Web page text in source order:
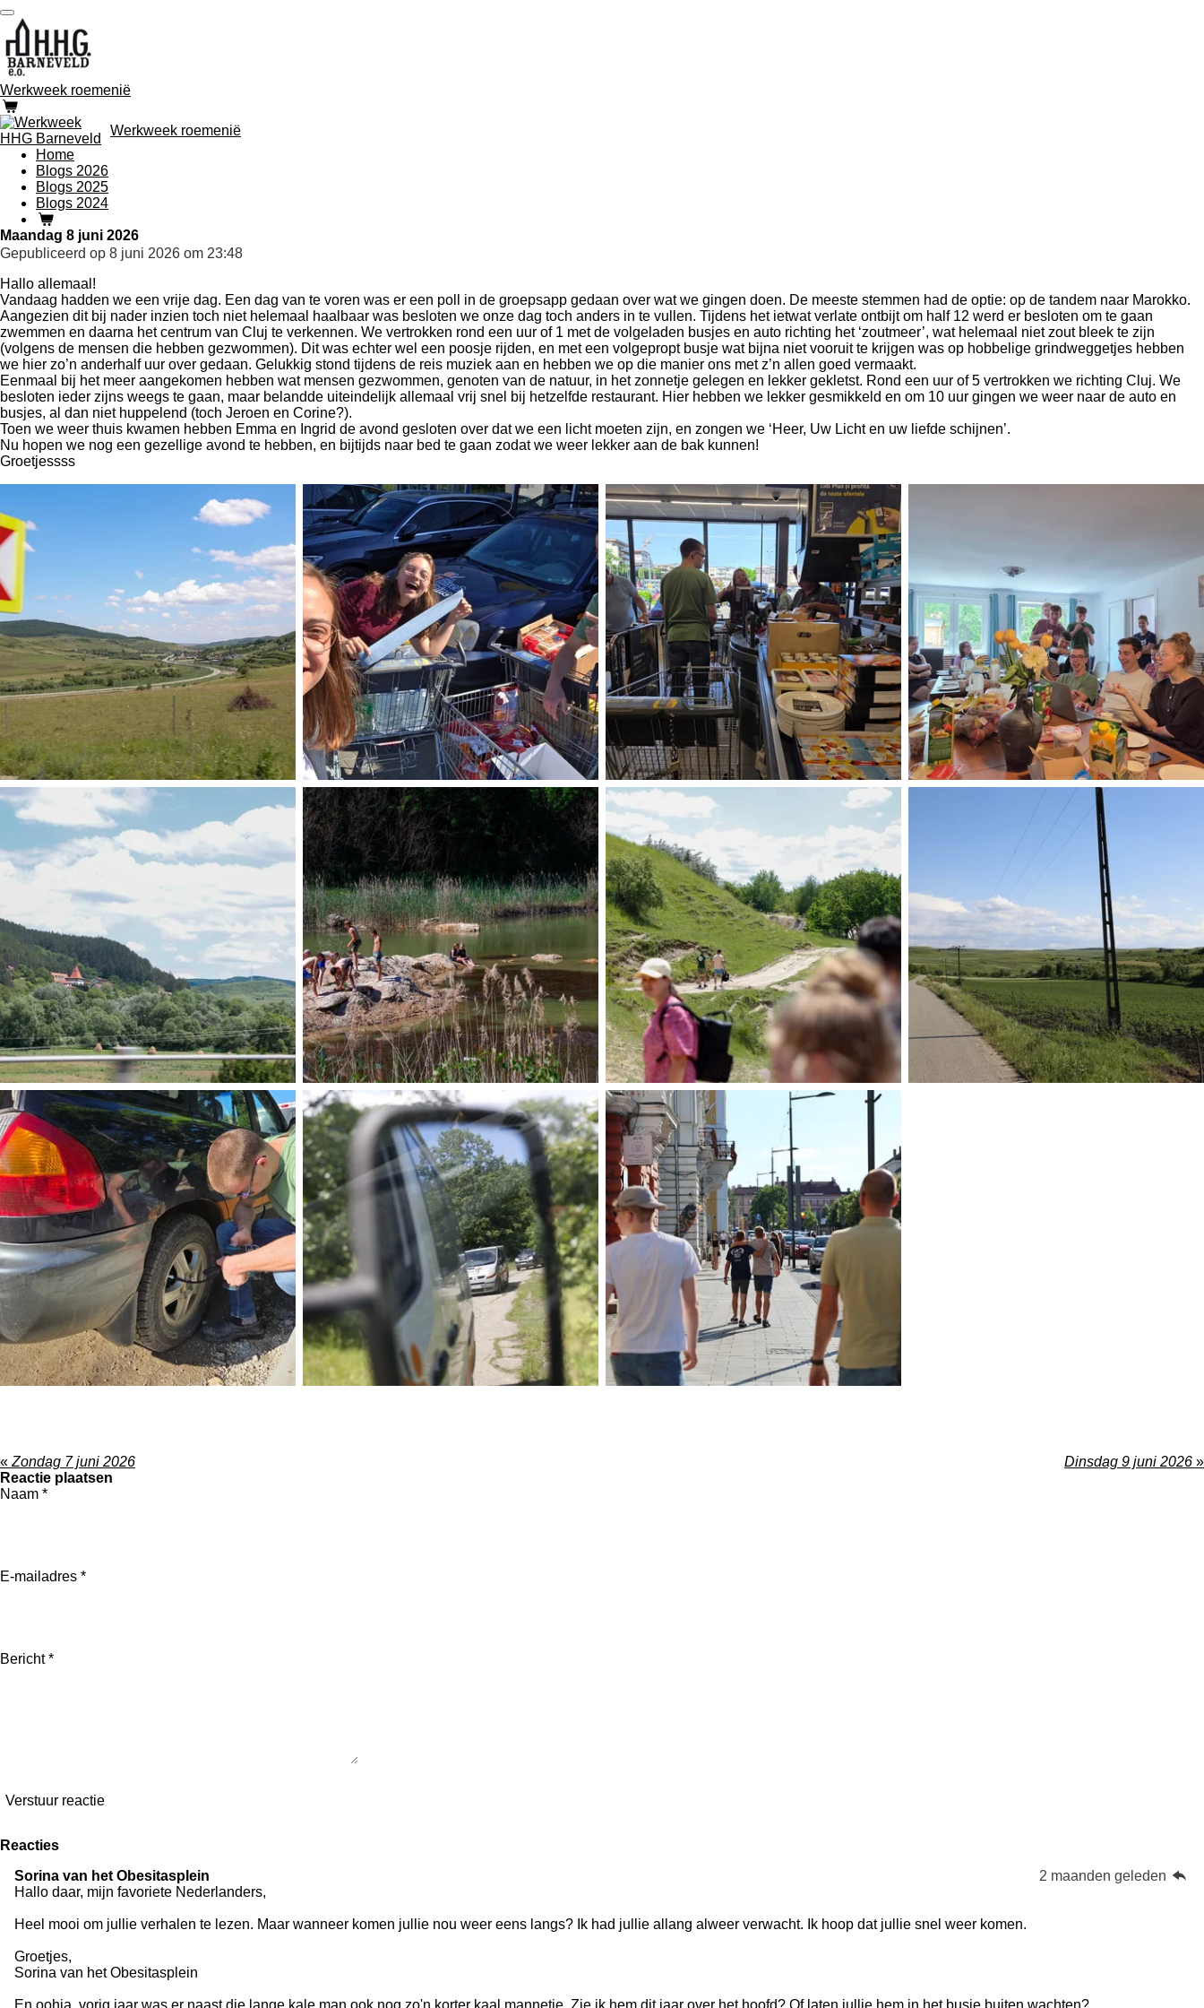
Ga
direct
naar
de
hoofdinhoud
Werkweek roemenië
Werkweek roemenië
Home
Blogs 2026
Blogs 2025
Blogs 2024
Maandag 8 juni 2026
Gepubliceerd op 8 juni 2026 om 23:48
Hallo allemaal!
Vandaag hadden we een vrije dag. Een dag van te voren was er een poll in de groepsapp gedaan over wat we gingen doen. De meeste stemmen had de optie: op de tandem naar Marokko.
Aangezien dit bij nader inzien toch niet helemaal haalbaar was besloten we onze dag toch anders in te vullen. Tijdens het ietwat verlate ontbijt om half 12 werd er besloten om te gaan
zwemmen en daarna het centrum van Cluj te verkennen. We vertrokken rond een uur of 1 met de volgeladen busjes en auto richting het ‘zoutmeer’, wat helemaal niet zout bleek te zijn
(volgens de mensen die hebben gezwommen). Dit was echter wel een poosje rijden, en met een volgepropt busje wat bijna niet vooruit te krijgen was op hobbelige grindweggetjes hebben
we hier zo’n anderhalf uur over gedaan. Gelukkig stond tijdens de reis muziek aan en hebben we op die manier ons met z’n allen goed vermaakt.
Eenmaal bij het meer aangekomen hebben wat mensen gezwommen, genoten van de natuur, in het zonnetje gelegen en lekker gekletst. Rond een uur of 5 vertrokken we richting Cluj. We
besloten ieder zijns weegs te gaan, maar belandde uiteindelijk allemaal vrij snel bij hetzelfde restaurant. Hier hebben we lekker gesmikkeld en om 10 uur gingen we weer naar de auto en
busjes, al dan niet huppelend (toch Jeroen en Corine?).
Toen we weer thuis kwamen hebben Emma en Ingrid de avond gesloten over dat we een licht moeten zijn, en zongen we ‘Heer, Uw Licht en uw liefde schijnen’.
Nu hopen we nog een gezellige avond te hebben, en bijtijds naar bed te gaan zodat we weer lekker aan de bak kunnen!
Groetjessss
« Zondag 7 juni 2026 Dinsdag 9 juni 2026 »
Reactie plaatsen
Naam *
E-mailadres *
Bericht *
Verstuur reactie
Reacties
Sorina van het Obesitasplein
2 maanden geleden
Hallo daar, mijn favoriete Nederlanders,
Heel mooi om jullie verhalen te lezen. Maar wanneer komen jullie nou weer eens langs? Ik had jullie allang alweer verwacht. Ik hoop dat jullie snel weer komen.
Groetjes,
Sorina van het Obesitasplein
En oohja, vorig jaar was er naast die lange kale man ook nog zo'n korter kaal mannetje. Zie ik hem dit jaar over het hoofd? Of laten jullie hem in het busje buiten wachten?